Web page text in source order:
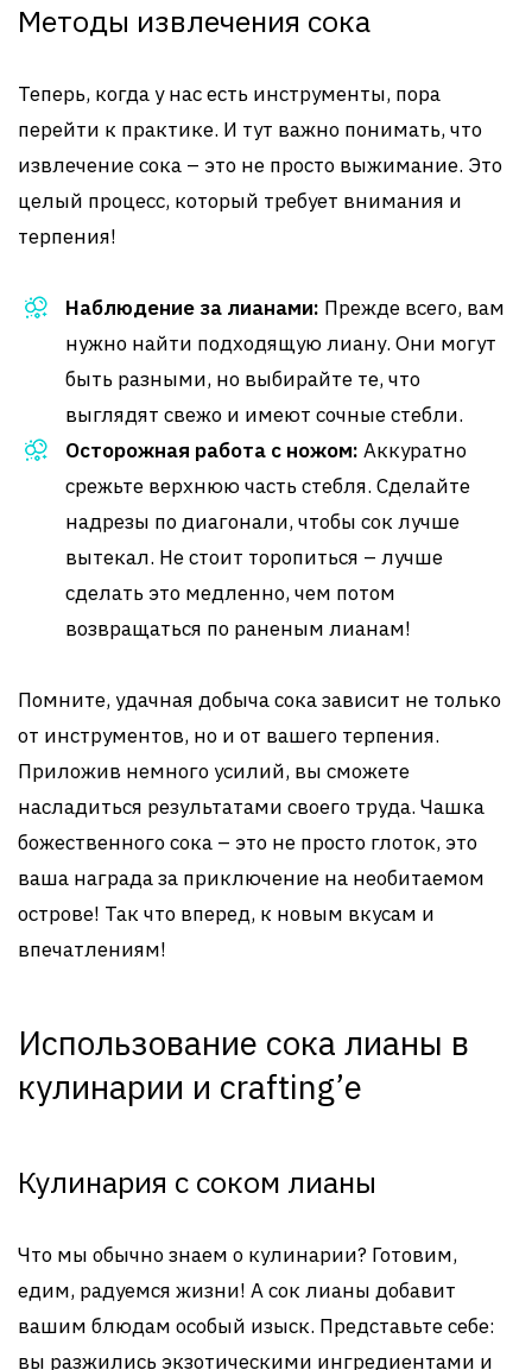
Методы извлечения сока
Теперь, когда у нас есть инструменты, пора
перейти к практике. И тут важно понимать, что
извлечение сока – это не просто выжимание. Это
целый процесс, который требует внимания и
терпения!
Наблюдение за лианами: Прежде всего, вам
нужно найти подходящую лиану. Они могут
быть разными, но выбирайте те, что
выглядят свежо и имеют сочные стебли.
Осторожная работа с ножом: Аккуратно
срежьте верхнюю часть стебля. Сделайте
надрезы по диагонали, чтобы сок лучше
вытекал. Не стоит торопиться – лучше
сделать это медленно, чем потом
возвращаться по раненым лианам!
Помните, удачная добыча сока зависит не только
от инструментов, но и от вашего терпения.
Приложив немного усилий, вы сможете
насладиться результатами своего труда. Чашка
божественного сока – это не просто глоток, это
ваша награда за приключение на необитаемом
острове! Так что вперед, к новым вкусам и
впечатлениям!
Использование сока лианы в
кулинарии и crafting’е
Кулинария с соком лианы
Что мы обычно знаем о кулинарии? Готовим,
едим, радуемся жизни! А сок лианы добавит
вашим блюдам особый изыск. Представьте себе:
вы разжились экзотическими ингредиентами и